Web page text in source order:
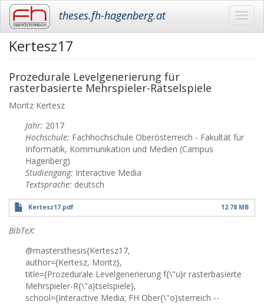
Skip
content
theses.fh-hagenberg.at
Kertesz17
Prozedurale Levelgenerierung für
rasterbasierte Mehrspieler-Rätselspiele
Moritz Kertesz
Jahr: 2017
Hochschule: Fachhochschule Oberösterreich - Fakultät für
Informatik, Kommunikation und Medien (Campus
Hagenberg)
Studiengang: Interactive Media
Textsprache: deutsch
Kertesz17.pdf 12.78 MB
BibTeX:
@mastersthesis{Kertesz17,
author={Kertesz, Moritz},
title={Prozedurale Levelgenerierung f{\"u}r rasterbasierte
Mehrspieler-R{\"a}tselspiele},
school={Interactive Media; FH Ober{\"o}sterreich --